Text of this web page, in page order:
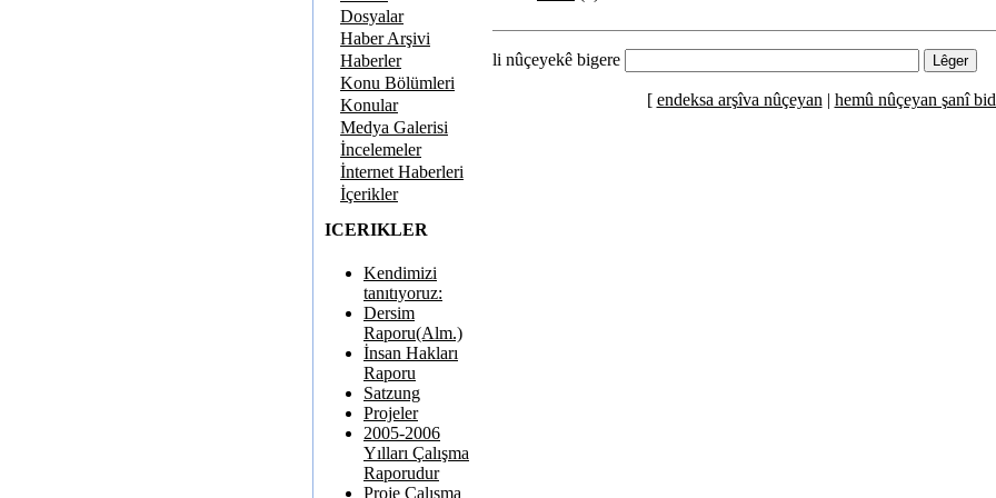
Dosyalar
Haber Arşivi
Haberler
Konu Bölümleri
Konular
Medya Galerisi
İncelemeler
İnternet Haberleri
İçerikler
ICERIKLER
Kendimizi
tanıtıyoruz:
Dersim
Raporu(Alm.)
İnsan Hakları
Raporu
Satzung
Projeler
2005-2006
Yılları Çalışma
Raporudur
Proje Çalışma
li nûçeyekê bigere
[ endeksa arşîva nûçeyan | hemû nûçeyan şanî